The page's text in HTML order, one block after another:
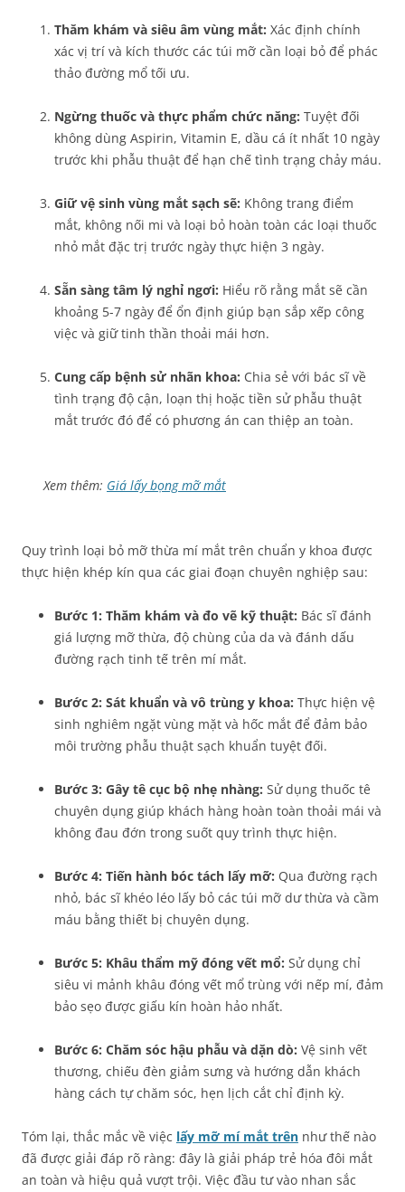
Thăm khám và siêu âm vùng mắt: Xác định chính
xác vị trí và kích thước các túi mỡ cần loại bỏ để phác
thảo đường mổ tối ưu.
Ngừng thuốc và thực phẩm chức năng: Tuyệt đối
không dùng Aspirin, Vitamin E, dầu cá ít nhất 10 ngày
trước khi phẫu thuật để hạn chế tình trạng chảy máu.
Giữ vệ sinh vùng mắt sạch sẽ: Không trang điểm
mắt, không nối mi và loại bỏ hoàn toàn các loại thuốc
nhỏ mắt đặc trị trước ngày thực hiện 3 ngày.
Sẵn sàng tâm lý nghỉ ngơi: Hiểu rõ rằng mắt sẽ cần
khoảng 5-7 ngày để ổn định giúp bạn sắp xếp công
việc và giữ tinh thần thoải mái hơn.
Cung cấp bệnh sử nhãn khoa: Chia sẻ với bác sĩ về
tình trạng độ cận, loạn thị hoặc tiền sử phẫu thuật
mắt trước đó để có phương án can thiệp an toàn.
Xem thêm: Giá lấy bọng mỡ mắt
Quy trình loại bỏ mỡ thừa mí mắt trên chuẩn y khoa được
thực hiện khép kín qua các giai đoạn chuyên nghiệp sau:
Bước 1: Thăm khám và đo vẽ kỹ thuật: Bác sĩ đánh
giá lượng mỡ thừa, độ chùng của da và đánh dấu
đường rạch tinh tế trên mí mắt.
Bước 2: Sát khuẩn và vô trùng y khoa: Thực hiện vệ
sinh nghiêm ngặt vùng mặt và hốc mắt để đảm bảo
môi trường phẫu thuật sạch khuẩn tuyệt đối.
Bước 3: Gây tê cục bộ nhẹ nhàng: Sử dụng thuốc tê
chuyên dụng giúp khách hàng hoàn toàn thoải mái và
không đau đớn trong suốt quy trình thực hiện.
Bước 4: Tiến hành bóc tách lấy mỡ: Qua đường rạch
nhỏ, bác sĩ khéo léo lấy bỏ các túi mỡ dư thừa và cầm
máu bằng thiết bị chuyên dụng.
Bước 5: Khâu thẩm mỹ đóng vết mổ: Sử dụng chỉ
siêu vi mảnh khâu đóng vết mổ trùng với nếp mí, đảm
bảo sẹo được giấu kín hoàn hảo nhất.
Bước 6: Chăm sóc hậu phẫu và dặn dò: Vệ sinh vết
thương, chiếu đèn giảm sưng và hướng dẫn khách
hàng cách tự chăm sóc, hẹn lịch cắt chỉ định kỳ.
Tóm lại, thắc mắc về việc lấy mỡ mí mắt trên như thế nào
đã được giải đáp rõ ràng: đây là giải pháp trẻ hóa đôi mắt
an toàn và hiệu quả vượt trội. Việc đầu tư vào nhan sắc